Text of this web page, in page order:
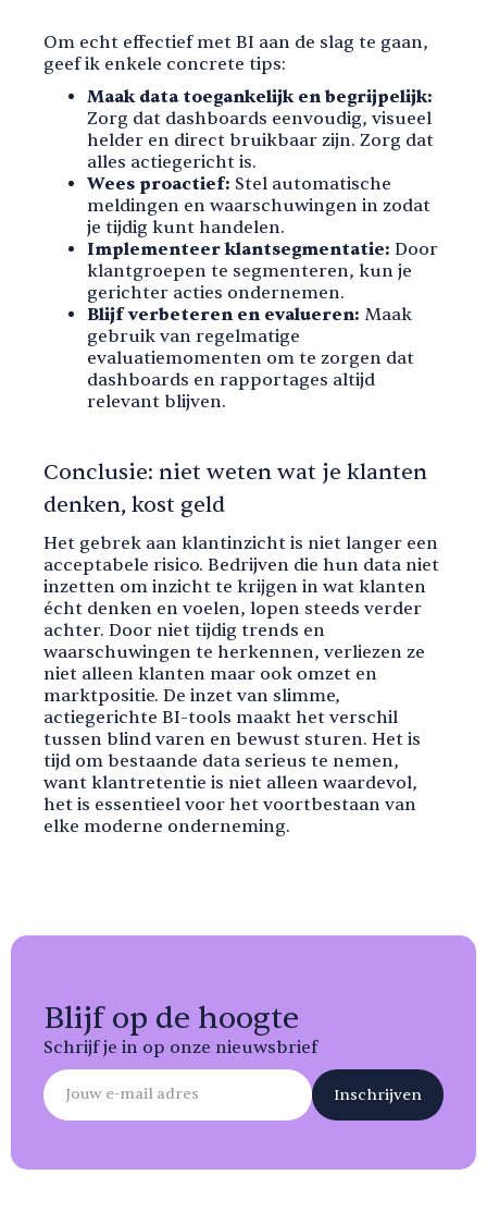
Om echt effectief met BI aan de slag te gaan,
geef ik enkele concrete tips:
Maak data toegankelijk en begrijpelijk:
Zorg dat dashboards eenvoudig, visueel
helder en direct bruikbaar zijn. Zorg dat
alles actiegericht is.
Wees proactief: Stel automatische
meldingen en waarschuwingen in zodat
je tijdig kunt handelen.
Implementeer klantsegmentatie: Door
klantgroepen te segmenteren, kun je
gerichter acties ondernemen.
Blijf verbeteren en evalueren: Maak
gebruik van regelmatige
evaluatiemomenten om te zorgen dat
dashboards en rapportages altijd
relevant blijven.
Conclusie: niet weten wat je klanten
denken, kost geld
Het gebrek aan klantinzicht is niet langer een
acceptabele risico. Bedrijven die hun data niet
inzetten om inzicht te krijgen in wat klanten
écht denken en voelen, lopen steeds verder
achter. Door niet tijdig trends en
waarschuwingen te herkennen, verliezen ze
niet alleen klanten maar ook omzet en
marktpositie. De inzet van slimme,
actiegerichte BI-tools maakt het verschil
tussen blind varen en bewust sturen. Het is
tijd om bestaande data serieus te nemen,
want klantretentie is niet alleen waardevol,
het is essentieel voor het voortbestaan van
elke moderne onderneming.
Blijf op de hoogte
Schrijf je in op onze nieuwsbrief